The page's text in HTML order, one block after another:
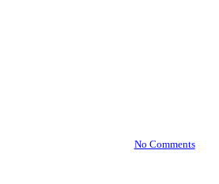
No Comments